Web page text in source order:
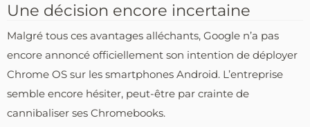
Une décision encore incertaine
Malgré tous ces avantages alléchants, Google n’a pas
encore annoncé officiellement son intention de déployer
Chrome OS sur les smartphones Android. L’entreprise
semble encore hésiter, peut-être par crainte de
cannibaliser ses Chromebooks.